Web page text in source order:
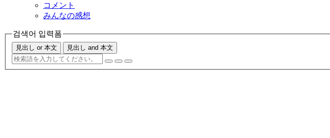
コメント
みんなの感想
검색어 입력폼
見出し or 本文 見出し and 本文